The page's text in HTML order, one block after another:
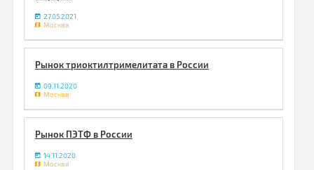
27.05.2021
Москва
Рынок триоктилтримелитата в России
09.11.2020
Москва
Рынок ПЭТФ в России
14.11.2020
Москва